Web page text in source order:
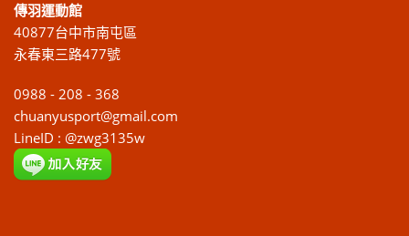
傳羽運動館
40877台中市南屯區
永春東三路477號
0988 - 208 - 368
chuanyusport@gmail.com
LineID : @zwg3135w